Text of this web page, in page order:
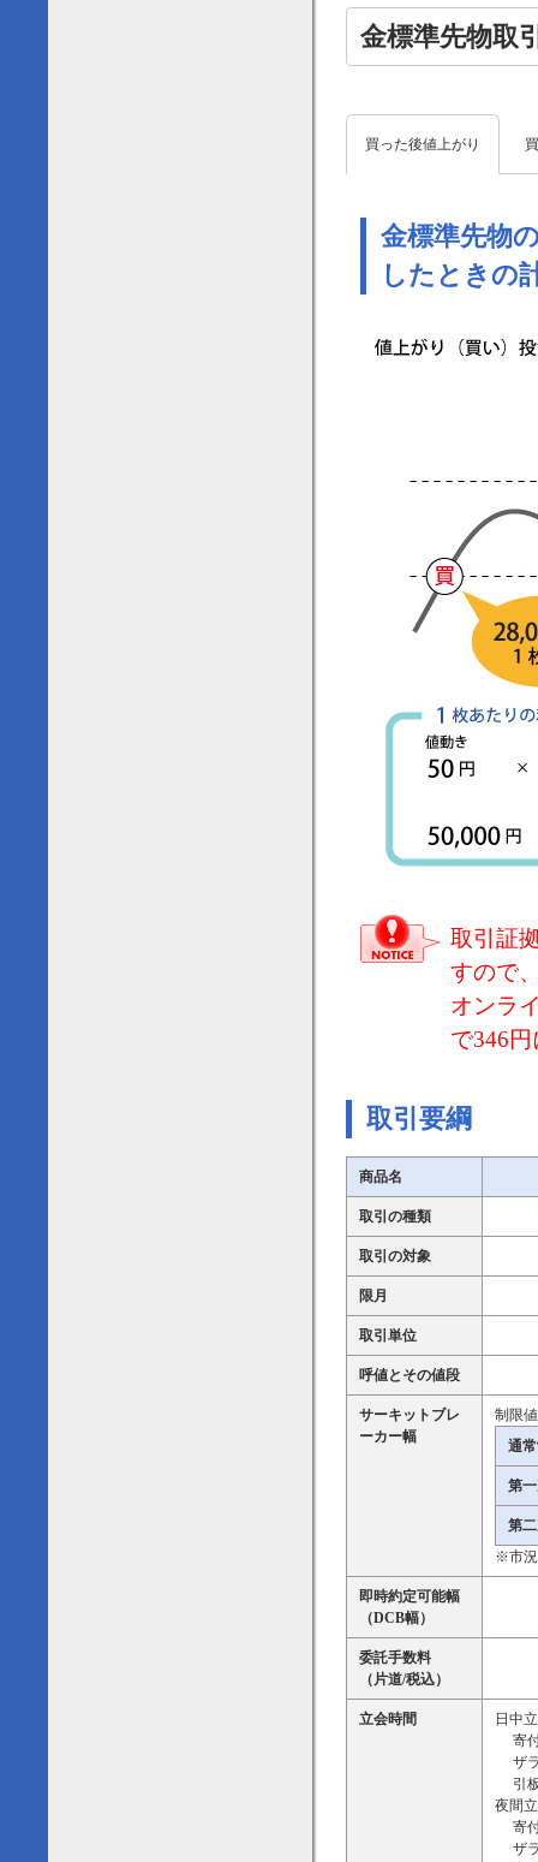
金標準先物取
買った後値上がり
金標準先物
したときの
取引証
すので
オンラ
で346
取引要綱
商品名
取引の種類
取引の対象
限月
取引単位
呼値とその値段
サーキットブレ
ーカー幅
制限
通
第
第
※市況
即時約定可能幅
（DCB幅）
委託手数料
（片道/税込）
立会時間
日中
寄付
ザラ
引
夜間
寄付
ザラ